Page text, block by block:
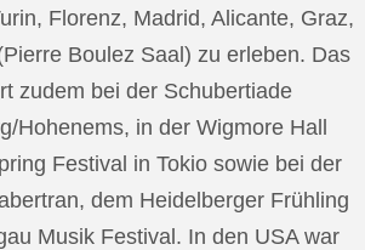
Florenz, Madrid, Alicante, Graz,
Boulez Saal) zu erleben. Das
zudem bei der Schubertiade
Hohenems, in der Wigmore Hall
Festival in Tokio sowie bei der
dem Heidelberger Frühling
Musik Festival. In den USA war